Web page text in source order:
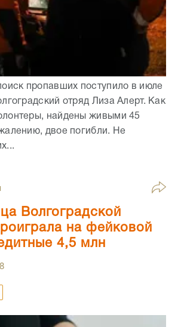
пропавших поступило в июле
отряд Лиза Алерт. Как
найдены живыми 45
двое погибли. Не
Волгоградской
на фейковой
4,5 млн